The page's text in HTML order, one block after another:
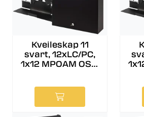
Kveileskap 11
svart, 12xLC/PC,
1x12 MPOAM OS2,